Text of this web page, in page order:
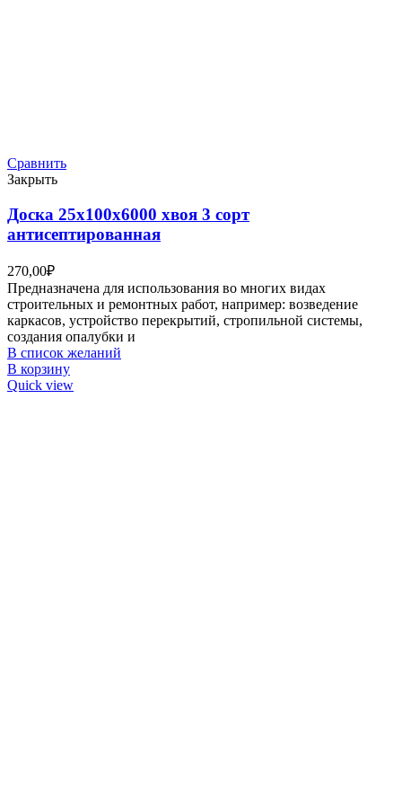
Сравнить
Закрыть
Доска 25х100х6000 хвоя 3 сорт
антисептированная
270,00₽
Предназначена для использования во многих видах
строительных и ремонтных работ, например: возведение
каркасов, устройство перекрытий, стропильной системы,
создания опалубки и
В список желаний
В корзину
Quick view